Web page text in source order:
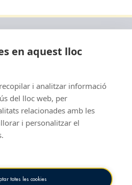
en aquest lloc
i analitzar informació
del lloc web, per
relacionades amb les
i personalitzar el
totes les cookies
Aviso legal